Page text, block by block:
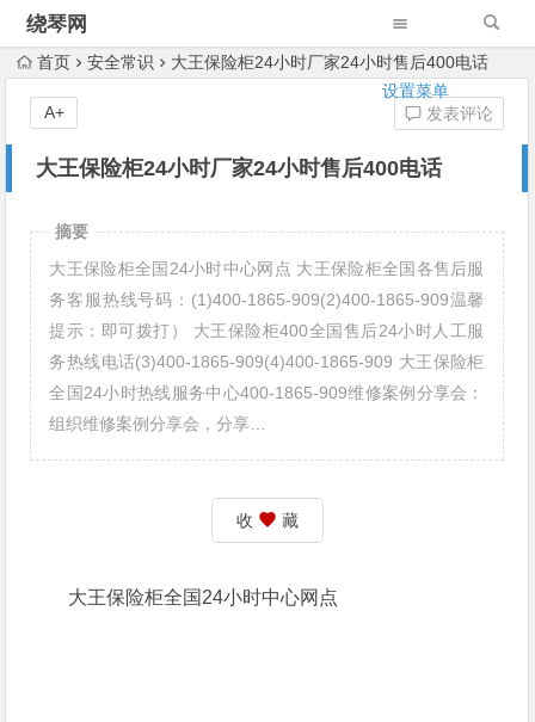
绕琴网
设置菜单
首页 安全常识 大王保险柜24小时厂家24小时售后400电话
大王保险柜24小时厂家24小时售后400电话
发表评论
A+
摘要
大王保险柜全国24小时中心网点 大王保险柜全国各售后服
务客服热线号码：(1)400-1865-909(2)400-1865-909温馨
提示：即可拨打） 大王保险柜400全国售后24小时人工服
务热线电话(3)400-1865-909(4)400-1865-909 大王保险柜
全国24小时热线服务中心400-1865-909维修案例分享会：
组织维修案例分享会，分享…
收 藏
大王保险柜全国24小时中心网点